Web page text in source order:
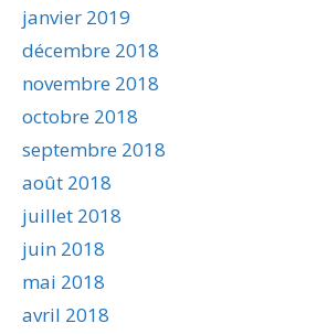
janvier 2019
décembre 2018
novembre 2018
octobre 2018
septembre 2018
août 2018
juillet 2018
juin 2018
mai 2018
avril 2018